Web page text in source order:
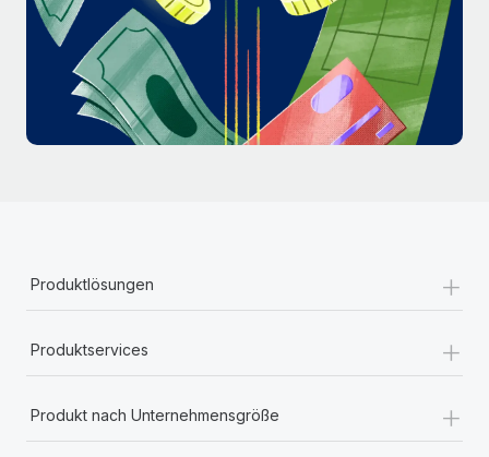
Produktlösungen +
Produktservices +
Produkt nach Unternehmensgröße +